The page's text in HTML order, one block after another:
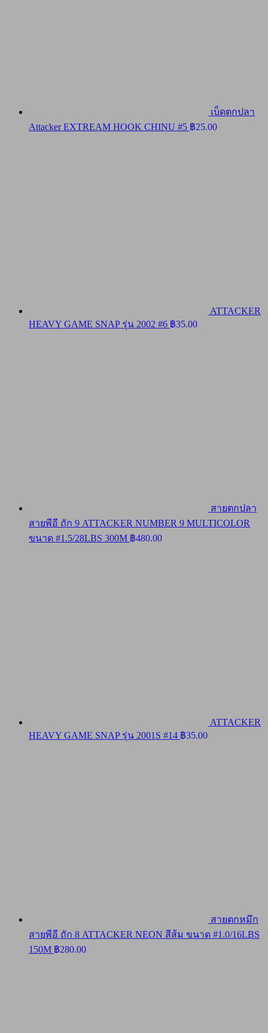
เบ็ดตกปลา
Attacker EXTREAM HOOK CHINU #5 ฿25.00
ATTACKER
HEAVY GAME SNAP รุ่น 2002 #6 ฿35.00
สายตกปลา
สายพีอี ถัก 9 ATTACKER NUMBER 9 MULTICOLOR
ขนาด #1.5/28LBS 300M ฿480.00
ATTACKER
HEAVY GAME SNAP รุ่น 2001S #14 ฿35.00
สายตกหมึก
สายพีอี ถัก 8 ATTACKER NEON สีส้ม ขนาด #1.0/16LBS
150M ฿280.00